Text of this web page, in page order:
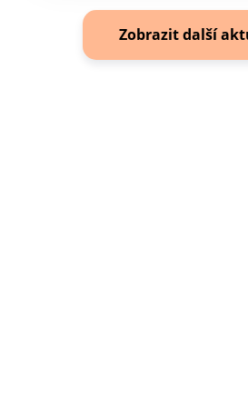
Zobrazit další